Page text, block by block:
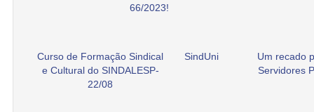
66/2023!
Curso de Formação Sindical
e Cultural do SINDALESP-
22/08
SindUni
Um recado
Servidores